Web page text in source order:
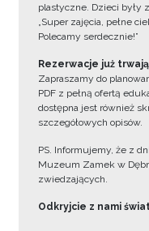
plastyczne. Dzieci były
„Super zajęcia, pełne
Polecamy serdecznie!”
Rezerwacje już trwają
Zapraszamy do
PDF z pełną ofertą
dostępna jest również
szczegółowych opisów.
PS. Informujemy, że z
Muzeum Zamek w
zwiedzających.
Odkryjcie z nami